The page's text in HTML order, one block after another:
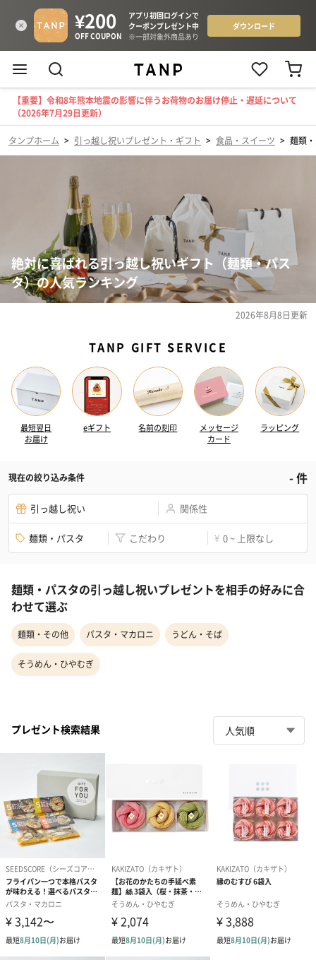
【重要】令和8年熊本地震の影響に伴うお荷物のお届け停止・遅延について
（2026年7月29日更新）
タンプホーム > 引っ越し祝いプレゼント・ギフト > 食品・スイーツ > 麺類
絶対に喜ばれる引っ越し祝いギフト（麺類・パス
タ）の人気ランキング
2026年8月8日更新
TANP GIFT SERVICE
最短翌日
お届け
eギフト 名前の刻印
メッセージ
カード
ラッピング
現在の絞り込み条件 -件
引っ越し祝い 関係性
麺類・パスタ こだわり ¥ 0 ~ 上限なし
麺類・パスタの引っ越し祝いプレゼントを相手の好みに合
わせて選ぶ
麺類・その他 パスタ・マカロニ うどん・そば
そうめん・ひやむぎ
プレゼント検索結果